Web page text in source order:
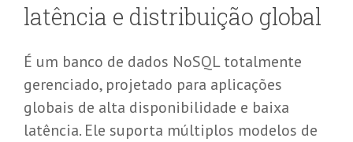
latência e distribuição global
É um banco de dados NoSQL totalmente
gerenciado, projetado para aplicações
globais de alta disponibilidade e baixa
latência. Ele suporta múltiplos modelos de